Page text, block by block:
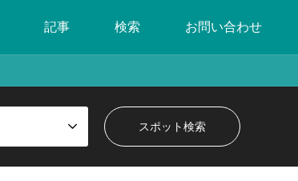
記事 検索 お問い合わせ